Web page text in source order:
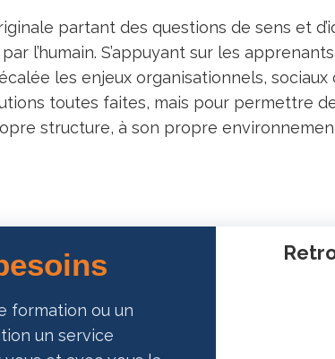
partant des questions de sens et
par l’humain. S’appuyant sur les
les enjeux organisationnels,
toutes faites, mais pour permettre
structure, à son propre
formation ou un
un service